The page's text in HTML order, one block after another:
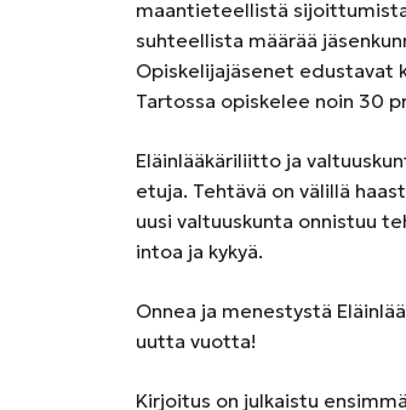
maantieteellistä
suhteellista määrää
Opiskelijajäsenet edustavat
Tartossa opiskelee noin 30
Eläinlääkäriliitto ja
etuja. Tehtävä on välillä
uusi valtuuskunta onnistuu
intoa ja kykyä.
Onnea ja menestystä
uutta vuotta!
Kirjoitus on julkaistu